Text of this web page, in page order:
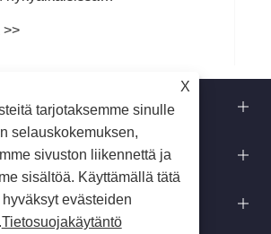
>>
X
tarjotaksemme sinulle
selauskokemuksen,
sivuston liikennettä ja
sisältöä. Käyttämällä tätä
evästeiden
Tietosuojakäytäntö